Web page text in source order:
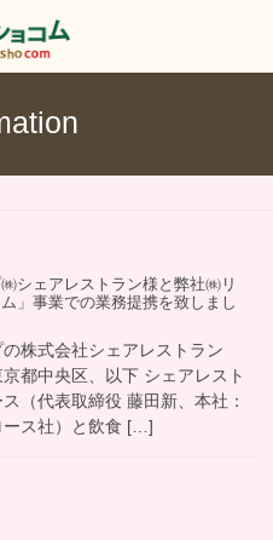
シェアレストラン様と弊社㈱リ
」事業での業務提携を致しまし
株式会社シェアレストラン
都中央区、以下 シェアレスト
（代表取締役 藤田新、本社：
ース社）と飲食 […]